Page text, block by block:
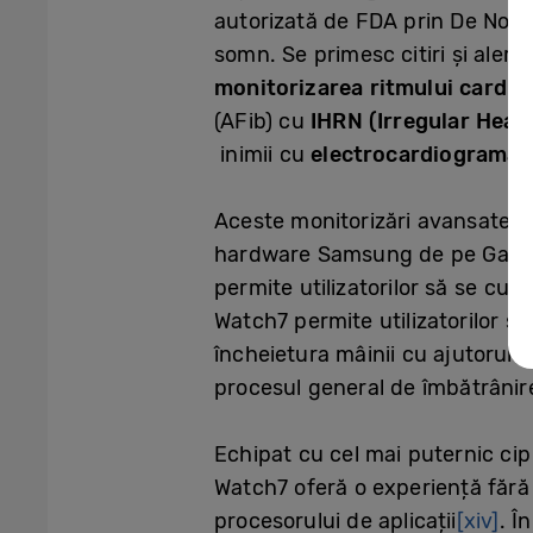
autorizată de FDA prin De Novo
somn. Se primesc citiri și
monitorizarea ritmului cardiac
(AFib) cu IHRN (Irregular
inimii cuelectrocardiograma
Aceste monitorizări avansate,
hardware Samsung de pe
permite utilizatorilor să se
Watch7 permite utilizatorilor
încheietura mâinii cu ajutorul
procesul general de
Echipat cu cel mai puternic
Watch7 oferă o experiență
procesorului de aplicații[xiv].